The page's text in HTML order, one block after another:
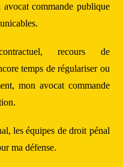
commande publique
recours de
temps de régulariser ou
mon avocat commande
les équipes de droit pénal
ma défense.